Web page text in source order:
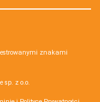
znakami
sp. z o.o.